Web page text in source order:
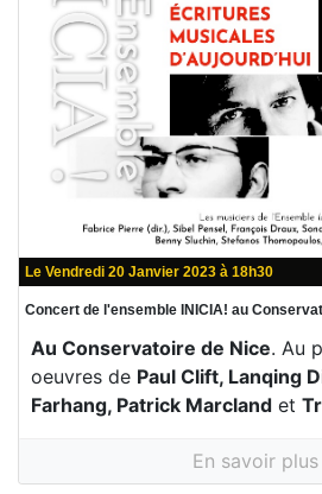
Le Vendredi 20 Janvier 2023 à 18h30
Concert de l'ensemble INICIA! au
Au Conservatoire de Nice. Au
oeuvres de Paul Clift, Lanqing
Farhang, Patrick Marcland et
En savoir plus